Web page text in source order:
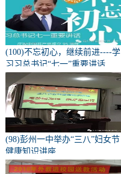
(100)不忘初心，继续前进----学
习习总书记“七一”重要讲话
(98)彭州一中举办“三八”妇女节
健康知识讲座